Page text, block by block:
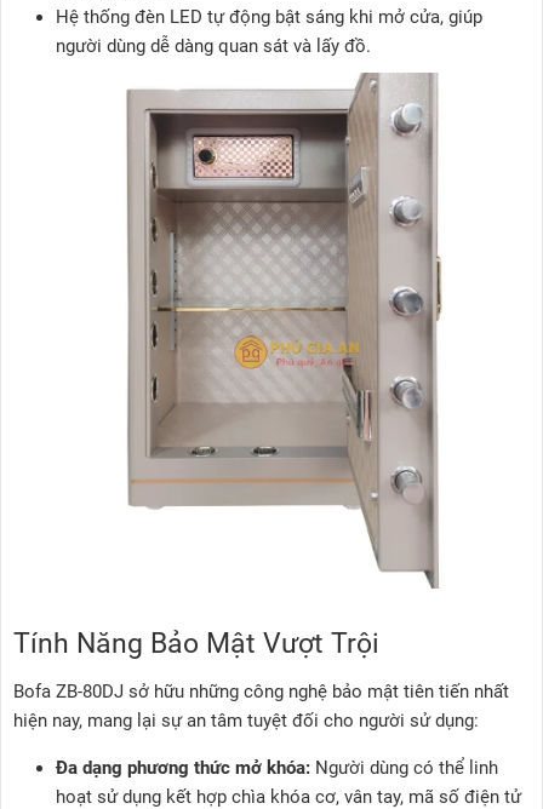
Hệ thống đèn LED tự động bật sáng khi mở cửa, giúp
người dùng dễ dàng quan sát và lấy đồ.
Tính Năng Bảo Mật Vượt Trội
Bofa ZB-80DJ sở hữu những công nghệ bảo mật tiên tiến nhất
hiện nay, mang lại sự an tâm tuyệt đối cho người sử dụng:
Đa dạng phương thức mở khóa: Người dùng có thể linh
hoạt sử dụng kết hợp chìa khóa cơ, vân tay, mã số điện tử